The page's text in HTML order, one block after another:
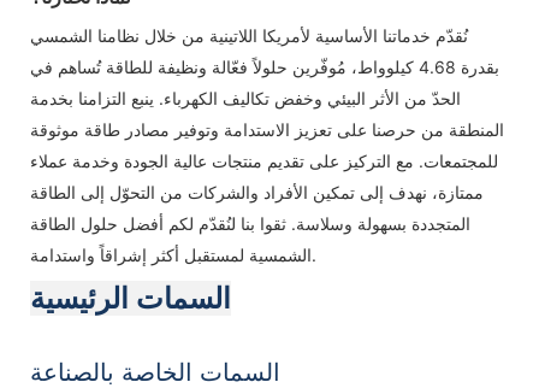
نُقدّم خدماتنا الأساسية لأمريكا اللاتينية من خلال نظامنا الشمسي
بقدرة 4.68 كيلوواط، مُوفّرين حلولاً فعّالة ونظيفة للطاقة تُساهم في
الحدّ من الأثر البيئي وخفض تكاليف الكهرباء. ينبع التزامنا بخدمة
المنطقة من حرصنا على تعزيز الاستدامة وتوفير مصادر طاقة موثوقة
للمجتمعات. مع التركيز على تقديم منتجات عالية الجودة وخدمة عملاء
ممتازة، نهدف إلى تمكين الأفراد والشركات من التحوّل إلى الطاقة
المتجددة بسهولة وسلاسة. ثقوا بنا لنُقدّم لكم أفضل حلول الطاقة
الشمسية لمستقبل أكثر إشراقاً واستدامة.
السمات الرئيسية
السمات الخاصة بالصناعة